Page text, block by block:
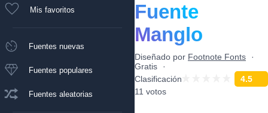
Mis favoritos
Fuentes nuevas
Fuentes populares
Fuentes aleatorias
Fuente
Manglo
Diseñado por Footnote Fonts
Gratis
Clasificación
4.5
11 votos